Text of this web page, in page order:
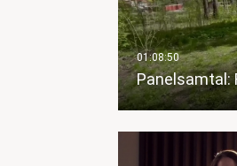
Panelsamtal: